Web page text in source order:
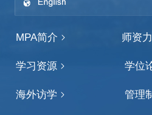
MPA简介 师资
学习资源 学位
海外访学 管理